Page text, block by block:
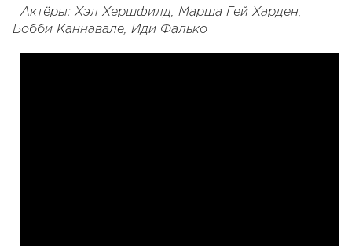
Актёры: Хэл Хершфилд, Марша Гей Харден,
Бобби Каннавале, Иди Фалько